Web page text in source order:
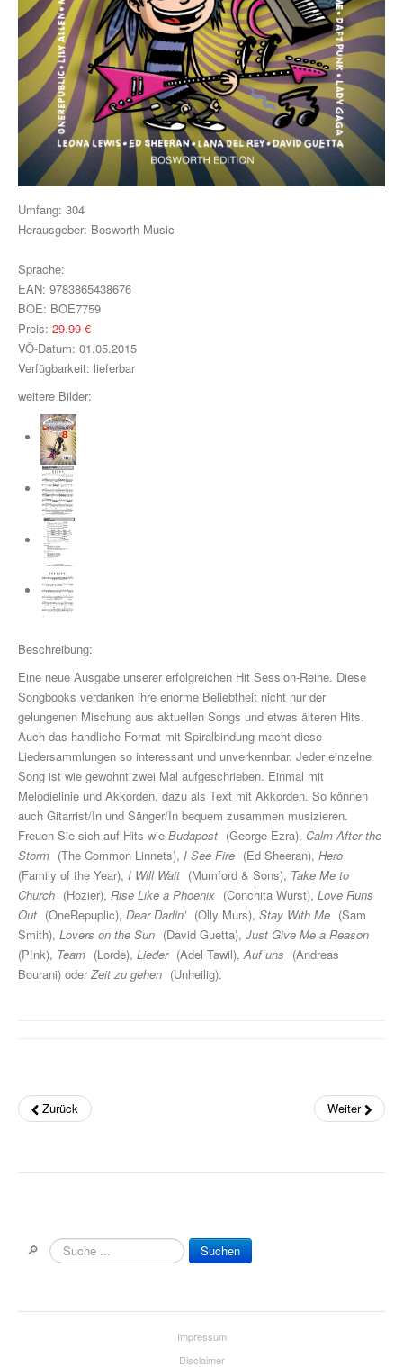
Hit Book-Reihe
Diverse Bands & Interpreten
Beat It!
Melodie, Text & Akkorde
Klavier, Gesang, Gitarre
Text & Akkorde
Für Kinder
Besondere Anlässe
Spielmaterial
Piano Gefällt Mir!
Start Up Piano
Guitar Play Along
Bass Along
Drum Along
Musikpädagogik
John Wesley Schaum
Fit For Guitar
Andreas Schumann Gitarrenmethode
Schlagzeug & Percussion
Drums Easy - Tom Hapke
diverse Instrumente
Streichinstrumente (Sevcik u.a.)
Cello
Nur Für Anfänger
Notenchecker
Umfang: 304
Herausgeber: Bosworth Music
Sprache:
EAN: 9783865438676
BOE: BOE7759
Preis: 29.99 €
VÖ-Datum: 01.05.2015
Verfügbarkeit: lieferbar
weitere Bilder:
Beschreibung:
Eine neue Ausgabe unserer erfolgreichen Hit Session-Reihe. Diese
Songbooks verdanken ihre enorme Beliebtheit nicht nur der
gelungenen Mischung aus aktuellen Songs und etwas älteren Hits.
Auch das handliche Format mit Spiralbindung macht diese
Liedersammlungen so interessant und unverkennbar. Jeder einzelne
Song ist wie gewohnt zwei Mal aufgeschrieben. Einmal mit
Melodielinie und Akkorden, dazu als Text mit Akkorden. So können
auch Gitarrist/In und Sänger/In bequem zusammen musizieren.
Freuen Sie sich auf Hits wie Budapest (George Ezra), Calm After the
Storm (The Common Linnets), I See Fire (Ed Sheeran), Hero
(Family of the Year), I Will Wait (Mumford & Sons), Take Me to
Church (Hozier), Rise Like a Phoenix (Conchita Wurst), Love Runs
Out (OneRepuplic), Dear Darlin’ (Olly Murs), Stay With Me (Sam
Smith), Lovers on the Sun (David Guetta), Just Give Me a Reason
(P!nk), Team (Lorde), Lieder (Adel Tawil),Auf uns (Andreas
Bourani) oderZeit zu gehen (Unheilig).
Zurück Weiter
🔎 Suchen
Impressum
Disclaimer